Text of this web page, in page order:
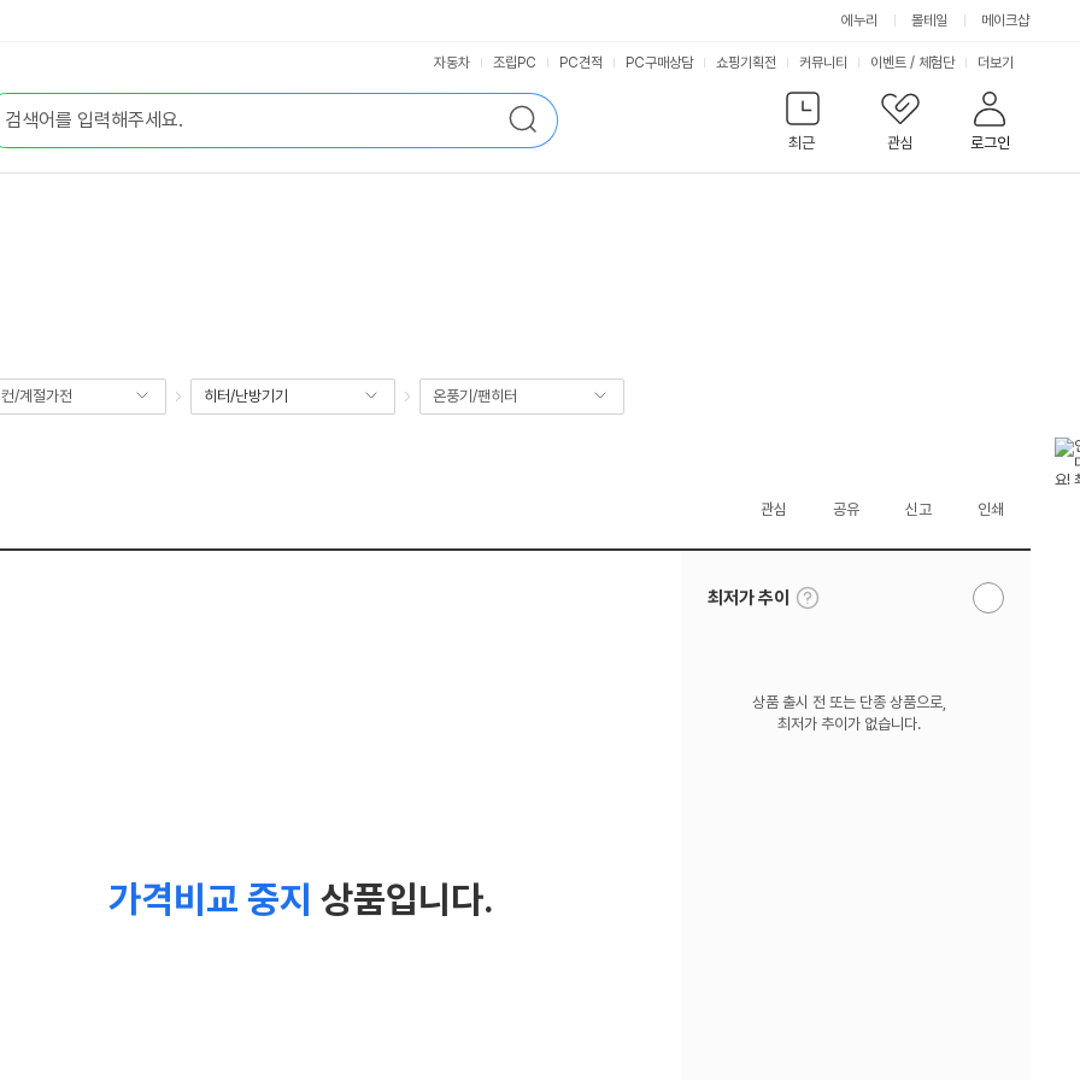
에누리 몰테일 메이크샵
검
색
최근
관심 로그인
자동차 조립PC PC견적 PC구매상담 쇼핑기획전 커뮤니티 이벤트 / 체험단 서
비
스
더보기
/계절가전 히터/난방기기 온풍기/팬히터
관심 공유 신고 인쇄
가격비교 중지 상품입니다.
최저가 추이
툴
팁
알
상품 출시 전 또는 단종 상품으로,
최저가 추이가 없습니다.